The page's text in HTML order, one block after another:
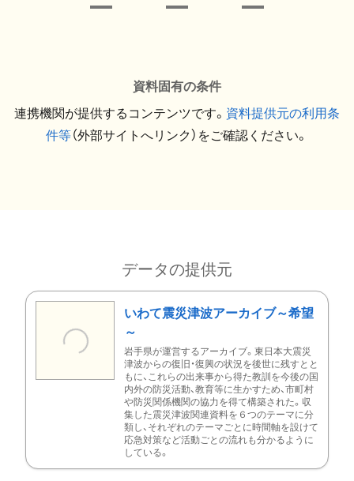
資料固有の条件
連携機関が提供するコンテンツです。 資料提供元の利用条
件等（外部サイトへリンク）をご確認ください。
データの提供元
いわて震災津波アーカイブ～希望
～
岩手県が運営するアーカイブ。東日本大震災
津波からの復旧・復興の状況を後世に残すとと
もに、これらの出来事から得た教訓を今後の国
内外の防災活動、教育等に生かすため、市町村
や防災関係機関の協力を得て構築された。収
集した震災津波関連資料を６つのテーマに分
類し、それぞれのテーマごとに時間軸を設けて
応急対策など活動ごとの流れも分かるように
している。